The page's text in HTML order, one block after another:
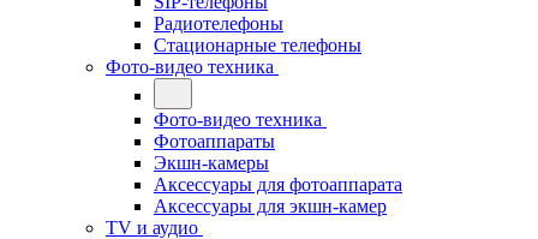
Радиотелефоны
Стационарные телефоны
Фото-видео техника
Фото-видео техника
Фотоаппараты
Экшн-камеры
Аксессуары для фотоаппарата
Аксессуары для экшн-камер
TV и аудио